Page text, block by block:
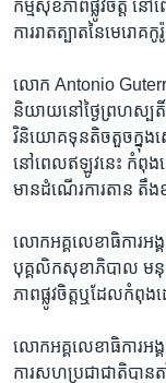
កម្មសុខភាពផ្លូវចិត្ត
ការរាតត្បាតនៃមេរោគ
លោក Antonio
និយាយនៅថ្ងៃព្រហស្បតិ៍
វិនិយោគទុនតិចតួចក្នុងសេ
នៅពេលឥឡូវនេះ កំពុង
មានដំណើរការតាន តឹងខ
លោកអគ្គលេខាធិការអ
បុគ្គលិកសុខាភិបាល មនុ
ភាពផ្លូវចិត្តឬដែលកំពុងដ
លោកអគ្គលេខាធិការអង្
ការសហប្រជាជាតិបាន